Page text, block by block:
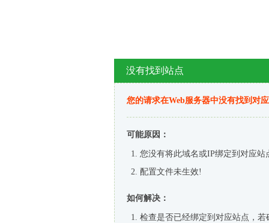
没有找到站点
您的请求在Web服务器中没有找到对
可能原因：
您没有将此域名或IP绑定到对应站
配置文件未生效!
如何解决：
检查是否已经绑定到对应站点，